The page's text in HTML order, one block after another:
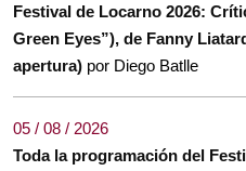
Festival de Locarno 2026:
Green Eyes”), de Fanny
apertura) por Diego Batlle
05 / 08 / 2026
Toda la programación del